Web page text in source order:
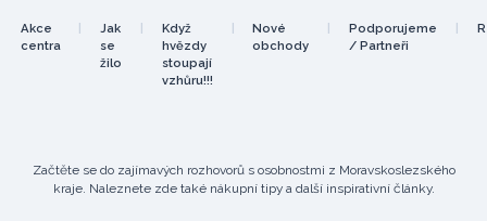
Akce
centra
Jak
se
žilo
Když
hvězdy
stoupají
vzhůru!!!
Nové
obchody
Podporujeme
/ Partneři
Začtěte se do zajímavých rozhovorů s osobnostmi z Moravskoslezského
kraje. Naleznete zde také nákupní tipy a další inspirativní články.